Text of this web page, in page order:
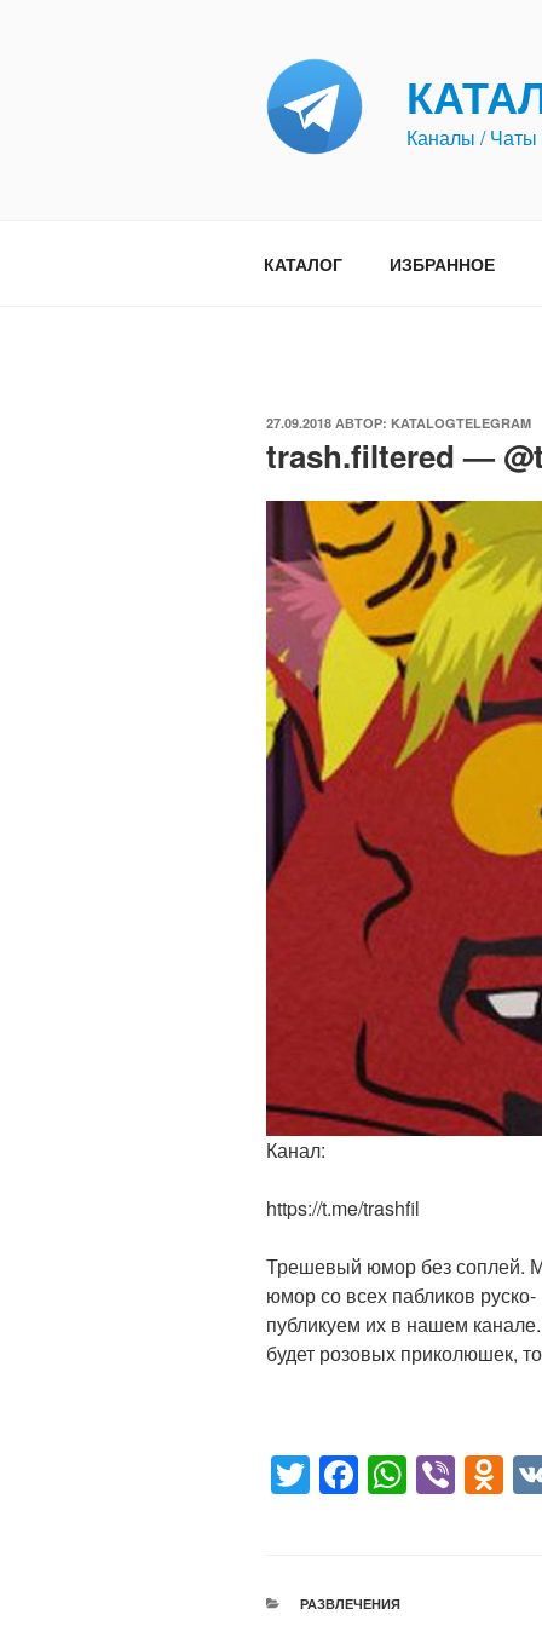
Каналы /
КАТАЛОГ ИЗБРАННОЕ
ОПУБЛИКОВАНО
27.09.2018 АВТОР: KATALOGTELEGRAM
trash.filtered —
Канал:
https://t.me/trashfil
Трешевый юмор без соплей.
юмор со всех пабликов
публикуем их в нашем
будет розовых приколюшек,
T
er
F
e
W Vi O
РУБРИКИ
РАЗВЛЕЧЕНИЯ